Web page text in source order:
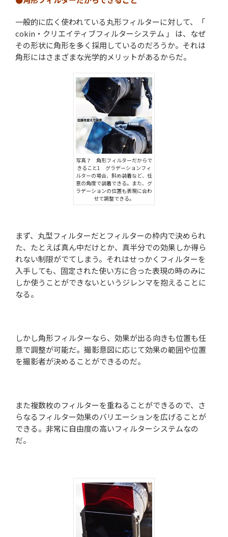
一般的に広く使われている丸形フィルターに対して、「
cokin・クリエイティブフィルターシステム 」 は、なぜ
その形状に角形を多く採用しているのだろうか。それは
角形にはさまざまな光学的メリットがあるからだ。
写真７ 角形フィルターだからで
きること1 グラデーションフィ
ルターの場合、斜め装着など、任
意の角度で装着できる。また、グ
ラデーションの位置も表現に合わ
せて調整できる。
まず、丸型フィルターだとフィルターの枠内で決められ
た、たとえば真ん中だけとか、真半分での効果しか得ら
れない制限がでてしまう。それはせっかくフィルターを
入手しても、固定された使い方に合った表現の時のみに
しか使うことができないというジレンマを抱えることに
なる。
しかし角形フィルターなら、効果が出る向きも位置も任
意で調整が可能だ。撮影意図に応じて効果の範囲や位置
を撮影者が決めることができるのだ。
また複数枚のフィルターを重ねることができるので、さ
らなるフィルター効果のバリエーションを広げることが
できる。非常に自由度の高いフィルターシステムなの
だ。